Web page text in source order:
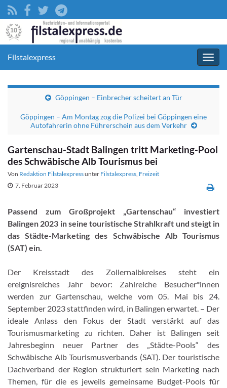
Filstalexpress
Göppingen – Einbrecher scheitert an Tür
Göppingen – Am Montag zog die Polizei bei Göppingen eine
Autofahrerin ohne Führerschein aus dem Verkehr
Gartenschau-Stadt Balingen tritt Marketing-Pool
des Schwäbische Alb Tourismus bei
Von Redaktion Filstalexpressunter Filstalexpress, Freizeit
7. Februar 2023
Passend zum Großprojekt „Gartenschau“ investiert
Balingen 2023 in seine touristische Strahlkraft und steigt in
das Städte-Marketing des Schwäbische Alb Tourismus
(SAT) ein.
Der Kreisstadt des Zollernalbkreises steht ein
ereignisreiches Jahr bevor: Zahlreiche Besucher*innen
werden zur Gartenschau, welche vom 05. Mai bis 24.
September 2023 stattfinden wird, in Balingen erwartet. – Der
ideale Anlass den Fokus der Stadt verstärkt auf das
Tourismusmarketing zu richten. Daher ist Balingen seit
Jahresbeginn neuer Partner des „Städte-Pools“ des
Schwäbische Alb Tourismusverbands (SAT). Der touristische
Dachverband der Region strukturiert sein Marketing nach
Themen, für die es jeweils gemeinsame Budget-Pools für